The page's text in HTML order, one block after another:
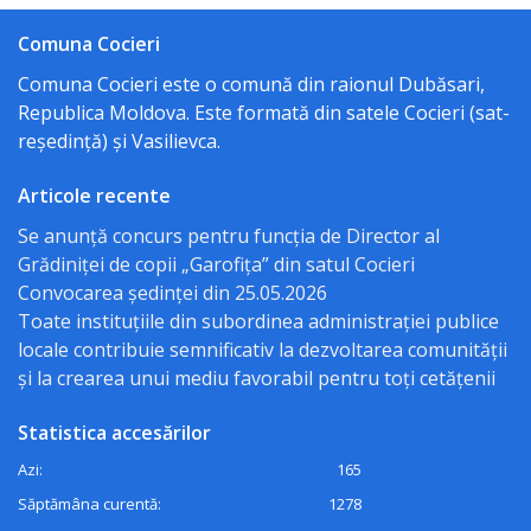
verbale
Acte
Regulamente
Deciziile
consiliului
primarului
Transparență
Comuna Cocieri
Comuna Cocieri este o comună din raionul Dubăsari,
Republica Moldova. Este formată din satele Cocieri (sat-
reședință) și Vasilievca.
Articole recente
Se anunță concurs pentru funcția de Director al
Grădiniței de copii „Garofița” din satul Cocieri
Convocarea ședinței din 25.05.2026
Toate instituțiile din subordinea administrației publice
locale contribuie semnificativ la dezvoltarea comunității
și la crearea unui mediu favorabil pentru toți cetățenii
Statistica accesărilor
Azi:
165
Săptămâna curentă:
1278